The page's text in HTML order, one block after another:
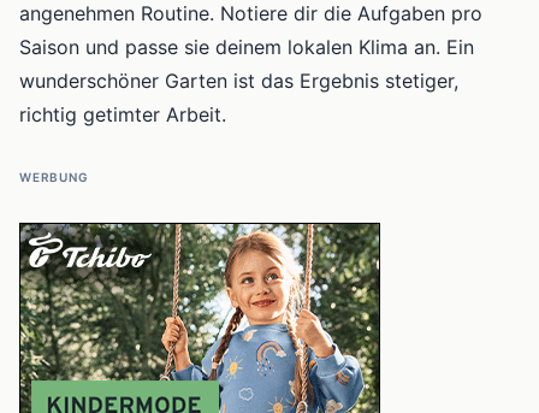
angenehmen Routine. Notiere dir die Aufgaben pro
Saison und passe sie deinem lokalen Klima an. Ein
wunderschöner Garten ist das Ergebnis stetiger,
richtig getimter Arbeit.
WERBUNG